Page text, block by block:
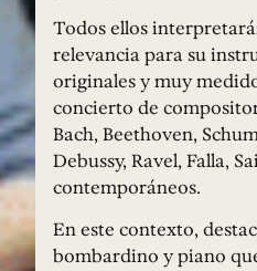
Todos ellos
relevancia para su
originales y muy
concierto de
Bach, Beethoven,
Debussy, Ravel, Falla,
contemporáneos.
En este contexto,
bombardino y piano